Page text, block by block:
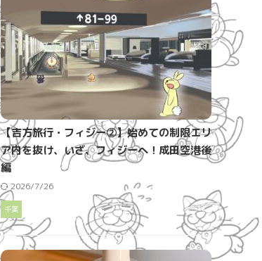
【吉方旅行・フィジー②】始めての制限エリ
ア内を抜け、いざ、フィジーへ！成田空港後
編
2026/7/26
千葉